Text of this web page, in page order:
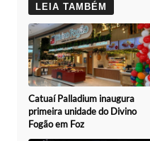
LEIA TAMBÉM
Catuaí Palladium inaugura
primeira unidade do Divino
Fogão em Foz